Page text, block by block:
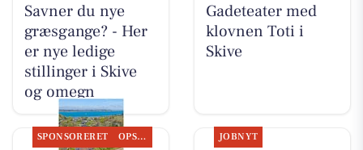
Savner du nye
græsgange? - Her
er nye ledige
stillinger i Skive
og omegn
Gadeteater med
klovnen Toti i
Skive
SPONSORERET OPSLAGSTAVLEN JOBNYT